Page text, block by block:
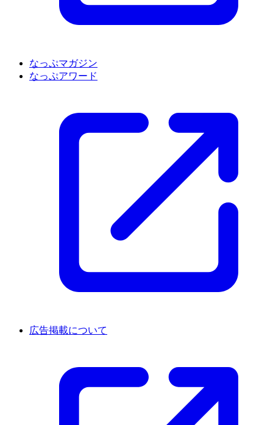
なっぷマガジン
なっぷアワード
広告掲載について